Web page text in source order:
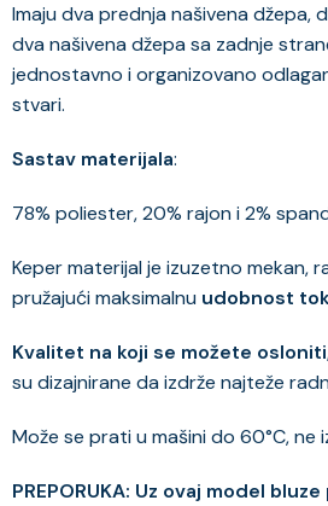
Imaju dva prednja našivena džepa,
dva našivena džepa sa zadnje
jednostavno i organizovano
stvari.
Sastav materijala:
78% poliester, 20% rajon i 2%
Keper materijal je izuzetno mekan,
pružajući maksimalnu udobnost
Kvalitet na koji se možete
su dizajnirane da izdrže najteže
Može se prati u mašini do 60°C, ne
PREPORUKA: Uz ovaj model